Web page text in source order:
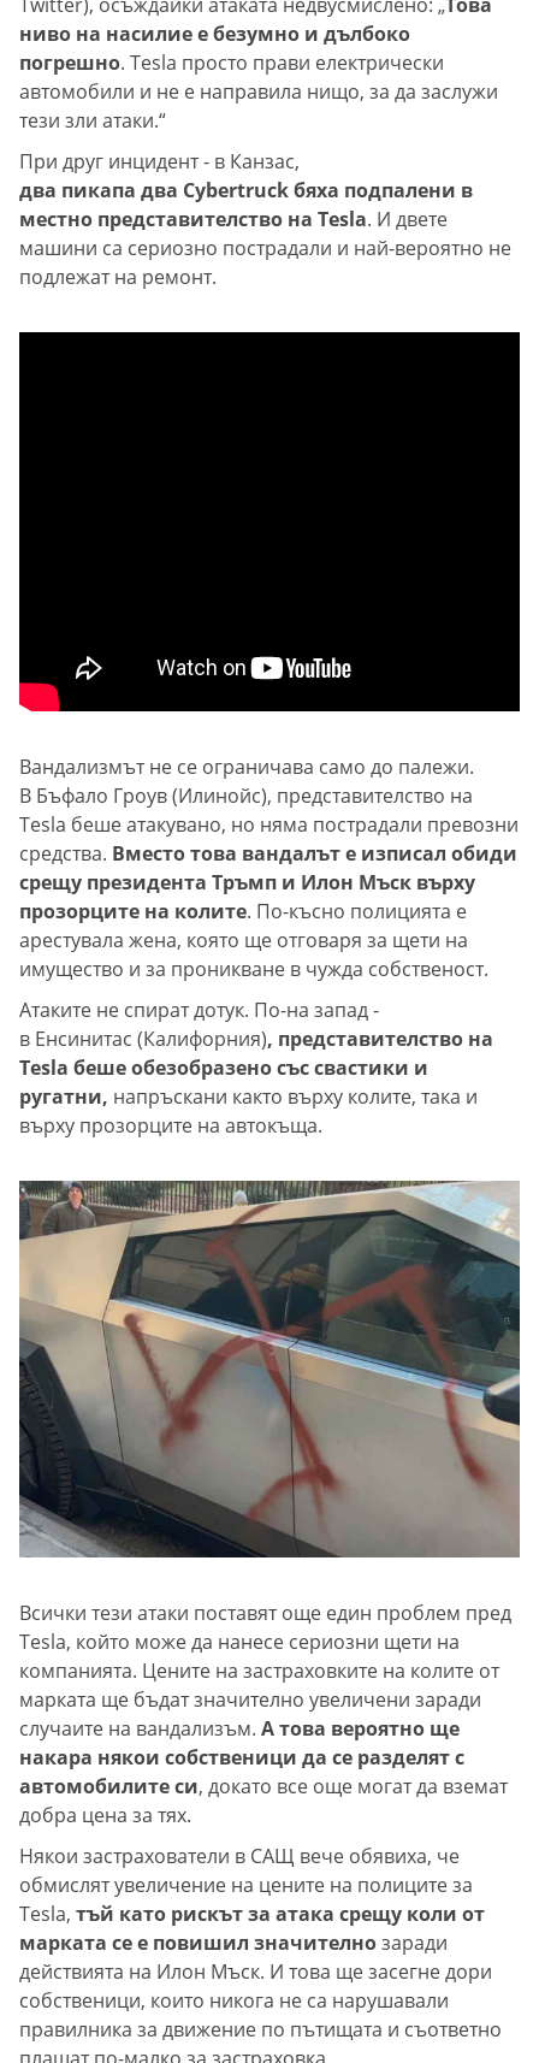
ниво на насилие е безумно и дълбоко
погрешно. Tesla просто прави електрически
автомобили и не е направила нищо, за да заслужи
тези зли атаки.“
При друг инцидент - в Канзас,
два пикапа два Cybertruck бяха подпалени в
местно представителство на Tesla. И двете
машини са сериозно пострадали и най-вероятно не
подлежат на ремонт.
Вандализмът не се ограничава само до палежи.
В Бъфало Гроув (Илинойс), представителство на
Tesla беше атакувано, но няма пострадали превозни
средства. Вместо това вандалът е изписал обиди
срещу президента Тръмп и Илон Мъск върху
прозорците на колите. По-късно полицията е
арестувала жена, която ще отговаря за щети на
имущество и за проникване в чужда собственост.
Атаките не спират дотук. По-на запад -
в Енсинитас (Калифорния), представителство на
Tesla беше обезобразено със свастики и
ругатни, напръскани както върху колите, така и
върху прозорците на автокъща.
Всички тези атаки поставят още един проблем пред
Tesla, който може да нанесе сериозни щети на
компанията. Цените на застраховките на колите от
марката ще бъдат значително увеличени заради
случаите на вандализъм. А това вероятно ще
накара някои собственици да се разделят с
автомобилите си, докато все още могат да вземат
добра цена за тях.
Някои застрахователи в САЩ вече обявиха, че
обмислят увеличение на цените на полиците за
Tesla, тъй като рискът за атака срещу коли от
марката се е повишил значителнозаради
действията на Илон Мъск. И това ще засегне дори
собственици, които никога не са нарушавали
правилника за движение по пътищата и съответно